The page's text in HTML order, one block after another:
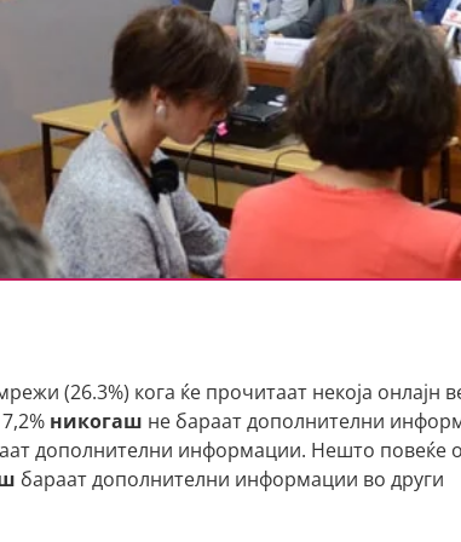
(26.3%) кога ќе прочитаат некоја онлајн
никогаш не бараат дополнителни
дополнителни информации. Нешто повеќе
бараат дополнителни информации во други